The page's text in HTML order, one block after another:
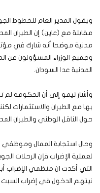
ويقول المدير العام للخطوط
مقابلة مع (عاين) إن الطيران
مدنية موضحا أنه شارك في
وجميع الوزراء المسؤولون عن
المدنية عدا السودان.
وأشار تيمو إلى أن الحكومة لم
بها مع الطيران والاستثمارات
حول الناقل الوطني والطيران
وحال استجابة العمال وموظفي
لعملية الإضراب فإن الرحلات
التي أكدت ان منظمي الإضراب
نيتهم الدخول في إضراب السبت